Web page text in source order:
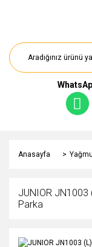
Anasayfa
JUNIOR JN1003
Parka